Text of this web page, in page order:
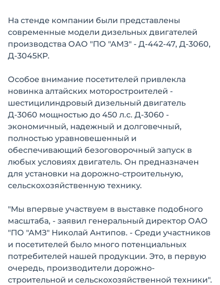
На стенде компании были представлены
современные модели дизельных двигателей
производства ОАО "ПО "АМЗ" - Д-442-47, Д-3060,
Д-3045КР.
Особое внимание посетителей привлекла
новинка алтайских моторостроителей -
шестицилиндровый дизельный двигатель
Д-3060 мощностью до 450 л.с. Д-3060 -
экономичный, надежный и долговечный,
полностью уравновешенный и
обеспечивающий безоговорочный запуск в
любых условиях двигатель. Он предназначен
для установки на дорожно-строительную,
сельскохозяйственную технику.
"Мы впервые участвуем в выставке подобного
масштаба, - заявил генеральный директор ОАО
"ПО "АМЗ" Николай Антипов. - Среди участников
и посетителей было много потенциальных
потребителей нашей продукции. Это, в первую
очередь, производители дорожно-
строительной и сельскохозяйственной техники".